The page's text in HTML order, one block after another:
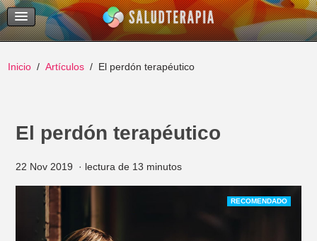
Temas Recientes
Buscar
Inicio Artículos El perdón terapéutico
El perdón terapéutico
22 Nov 2019 lectura de 13 minutos
RECOMENDADO